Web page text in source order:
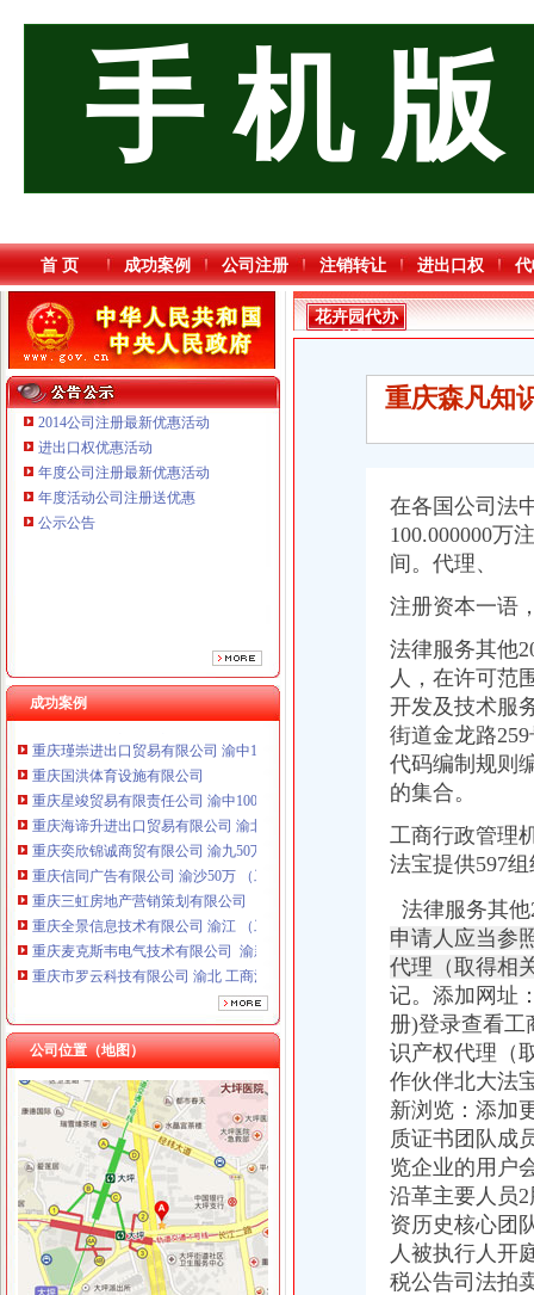
手 机 版
首 页 成功案例 公司注册 注销转让 进出口权
2014公司注册最新优惠活动
进出口权优惠活动
年度公司注册最新优惠活动
年度活动公司注册送优惠
公示公告
成功案例
重庆国洪体育设施有限公司
重庆星竣贸易有限责任公司 渝中100万 （进出口权）
重庆海谛升进出口贸易有限公司 渝北100万 （进出口权）
重庆奕欣锦诚商贸有限公司 渝九50万 （工商注册）
重庆信同广告有限公司 渝沙50万 （工商注册）
重庆三虹房地产营销策划有限公司
重庆全景信息技术有限公司 渝江 （工商注册）
重庆麦克斯韦电气技术有限公司 渝新 （工商注册）
重庆市罗云科技有限公司 渝北 工商注册
重庆科米克商贸有限责任公司 渝北50万 （工商注册）
重庆星竣贸易有限责任公司 渝中100万 （进出口权）
重庆海谛升进出口贸易有限公司 渝北100万 （进出口权）
重庆奕欣锦诚商贸有限公司 渝九50万 （工商注册）
重庆信同广告有限公司 渝沙50万 （工商注册）
重庆三虹房地产营销策划有限公司
重庆全景信息技术有限公司 渝江 （工商注册）
重庆麦克斯韦电气技术有限公司 渝新 （工商注册）
重庆市罗云科技有限公司 渝北 工商注册
重庆科米克商贸有限责任公司 渝北50万 （工商注册）
重庆瑾崇进出口贸易有限公司 渝中100万 （进出口权）
公司位置（地图）
花卉园代办执照
北京海淀朝园林绿化公司代办园林绿化资质审批【今日推荐网-北京
嘉诚跑腿,24小时代办,营业执照、礼品、鲜花-温州58同城
北京世园会园区建设全面启动北京汽车美容今题网
新长沙市开福区园林绿化管理局园林维护作业材料定点采购公开
[委托代理出口协议书]通州委托代理公司出口
园林绿化资质代办申请,你必须知道的五个重点！_搜狐其它_搜狐网
花卉园代办
执照
重庆森凡知
在各国公司法
100.000000万
间。 代理、
注册资本一语
法律服务其他
人，在许可范
开发及技术服
街道金龙路
代码编制规则
的集合。
工商行政管理
法宝提供597
法律服务其他
申请人应当参
代理（取得相
记。添加网址
册)登录查看工
识产权代理（
作伙伴北大法
新浏览： 添加
质证书团队成
览企业的用户
沿革主要人员
资历史核心团
人被执行人开
税公告司法拍